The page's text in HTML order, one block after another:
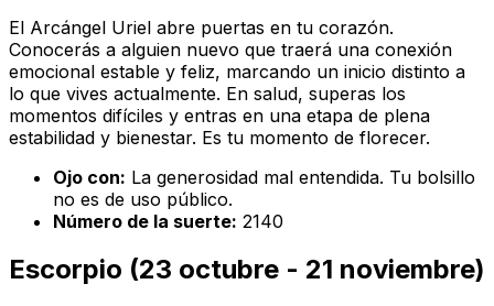
El Arcángel Uriel abre puertas en tu corazón.
Conocerás a alguien nuevo que traerá una conexión
emocional estable y feliz, marcando un inicio distinto a
lo que vives actualmente. En salud, superas los
momentos difíciles y entras en una etapa de plena
estabilidad y bienestar. Es tu momento de florecer.
Ojo con: La generosidad mal entendida. Tu bolsillo
no es de uso público.
Número de la suerte: 2140
Escorpio (23 octubre - 21 noviembre)